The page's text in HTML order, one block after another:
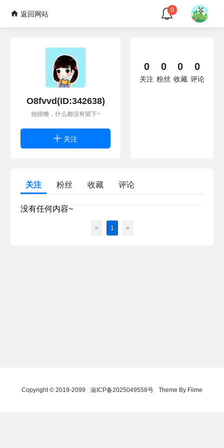
返回网站 0
O8fvvd(ID:342638)
他很懒，什么都没有留下~
关注
0
关注
0
粉丝
0
收藏
0
评论
关注 粉丝 收藏 评论
没有任何内容~
« 1 »
Copyright © 2019-2099 渝ICP备2025049558号 Theme By Fiime